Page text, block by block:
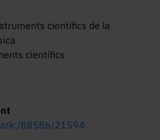
científics de la
científics
88586/21594